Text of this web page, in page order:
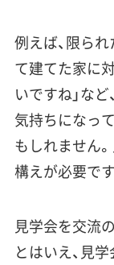
例えば、限ら
て建てた家に対
いですね」な
気持ちになっ
もしれません
構えが必要です
見学会を交流
とはいえ、見